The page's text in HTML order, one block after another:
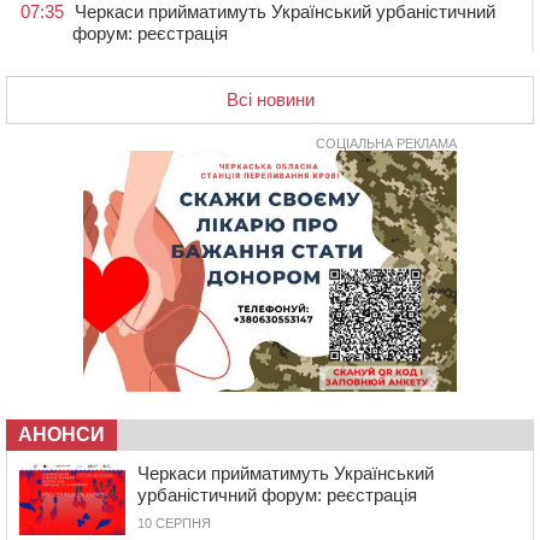
07:35 Черкаси прийматимуть Український урбаністичний
форум: реєстрація
На Чорнобаївщині конфіскували землю на користь
держави, але оренду не припинили: прокуратура
У Черкасах триває завершальний етап прийому заяв
на літній відпочинок дітей пільгових категорій
«Будеш пожежним!»: рятувальник з Умані про
професію, що почалася з його власного порятунку
Від початку року на водоймах Черкащини загинули
37 людей, серед них 2 дітей
Водійка на смерть збила велосипедиста в
Черкаському районі
іншу тварину: на Уманщині поліція відкрила
кримінальне провадження
08:44 Безкоштовне харчування, укриття та STEM: Черкаси
готують освітню галузь до нового навчального року
08 СЕРПНЯ 2026, СУБОТА
Всі новини
СОЦІАЛЬНА РЕКЛАМА
АНОНСИ
Черкаси прийматимуть Український
урбаністичний форум: реєстрація
10 СЕРПНЯ